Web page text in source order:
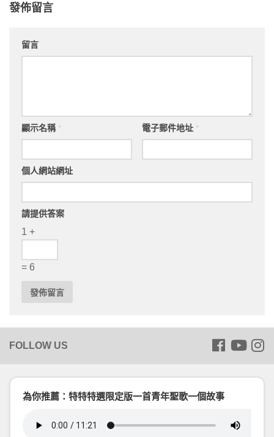
發佈留言
留言
顯示名稱 電子郵件地址
個人網站網址
請提供答案
1 +
= 6
為你推薦：特特特選限定版一首青年聖歌一個故事